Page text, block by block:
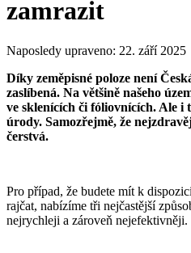
zamrazit
Naposledy upraveno: 22. září 2025
Díky zeměpisné poloze není
zaslíbená. Na většině našeho
ve sklenících či fóliovnících. Ale i
úrody. Samozřejmě, že
čerstvá.
Pro případ, že budete mít k
rajčat, nabízíme tři nejčastější
nejrychleji a zároveň nejefektivněji.